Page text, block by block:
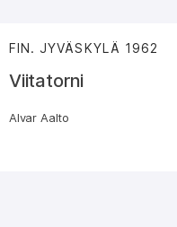
FIN. JYVÄSKYLÄ 1962
Viitatorni
Alvar Aalto